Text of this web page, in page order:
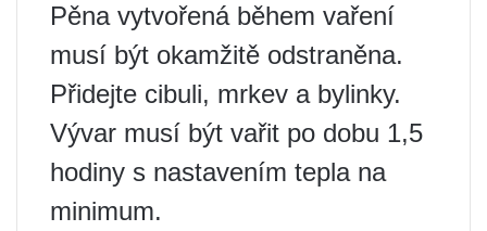
Pěna vytvořená během vaření
musí být okamžitě odstraněna.
Přidejte cibuli, mrkev a bylinky.
Vývar musí být vařit po dobu 1,5
hodiny s nastavením tepla na
minimum.